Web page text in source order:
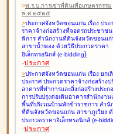
>พ.ร.บ.การเช่าที่ดินเพื่อเกษตรกรรม
พ.ศ.๒๕๒๔
>ประกาศจังหวัดขอนแก่น เรื่อง ประ
ราคาจ้างก่อสร้างที่จอดรถประชาช
พิการ สำนักงานที่ดินจังหวัดขอนแ
สาขาน้ำพอง ด้วยวิธีประกวดราคา
อิเล็กทรอนิกส์ (e-bidding)
-ประกาศ
>ประกาศจังหวัดขอนแก่น เรื่อง ยกเ
ประกาศ ประกวดราคาจ้างก่อสร้างป
อาคารที่ทำการและสิ่งก่อสร้างประก
การปรับปรุงต่อเติมอาคารสำนักงาน
พื้นที่บริเวณบ้านพักข้าราชการ สำนั
ที่ดินจังหวัดขอนแก่น สาขาภูเวียง
ประกวดราคาอิเล็กทรอนิกส์ (e-
-ประกาศ